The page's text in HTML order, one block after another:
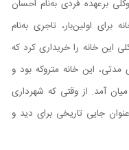
برعهده فردی به‌نام احسان
اولین‌بار، تاجری به‌نام
این خانه را خریداری کرد که
این خانه متروکه بود و
آمد. از وقتی که شهرداری
جایی تاریخی برای دید و